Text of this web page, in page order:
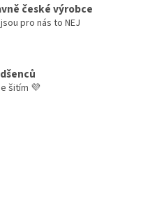
české výrobce
pro nás to NEJ
šitím 💜